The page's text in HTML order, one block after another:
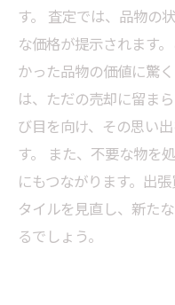
す。 査定では、品物の
な価格が提示されます
かった品物の価値に驚
は、ただの売却に留ま
び目を向け、その思い
す。 また、不要な物を
にもつながります。出
タイルを見直し、新た
るでしょう。